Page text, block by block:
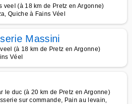
veel (à 18 km de Pretz en Argonne)
Quiche à Fains Véel
Massini
(à 18 km de Pretz en Argonne)
Véel
le duc (à 20 km de Pretz en Argonne)
sur commande, Pain au levain,